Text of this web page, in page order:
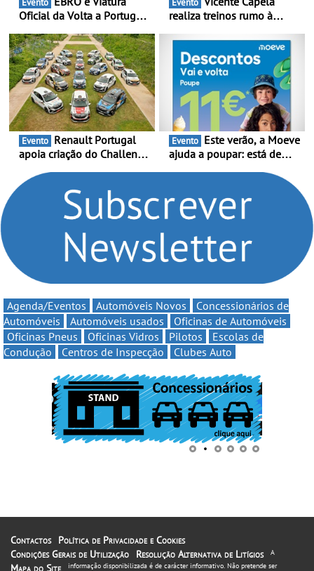
Oficial da Volta a Portugal
presença nacional ao lado
da mítica prova de ciclismo
e leva a sua gama SUV
multi-energia às estradas
de Portugal
realiza treinos rumo à
Portugal Karting e mira boa
estreia - O Campeonato
Portugal Karting 2026
decorre entre 1 de Março e
6 de Setembro
Evento
apoia criação do Challenge
compromisso com o
automobilismo nacional
continua em 2026
Evento
ajuda a poupar: está de
Volta” com descontos de
Agenda/Eventos Automóveis Novos
Concessionários de
Automóveis
Automóveis usados
Oficinas de Automóveis
Oficinas Pneus
Oficinas Vidros Pilotos
Escolas de
Condução
Centros de Inspecção Clubes Auto
Contactos
Política de Privacidade e Cookies
Condições Gerais de Utilização
Resolução Alternativa de Litígios
A
informação disponibilizada é de carácter informativo. Não pretende ser